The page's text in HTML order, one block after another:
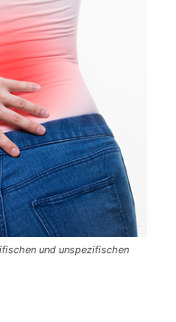
und unspezifischen